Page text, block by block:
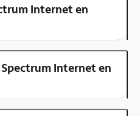
Internet en
Internet en